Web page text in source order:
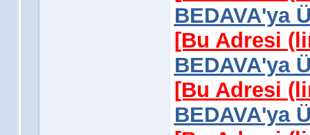
BEDAVA'ya
[Bu Adresi
BEDAVA'ya
[Bu Adresi
BEDAVA'ya